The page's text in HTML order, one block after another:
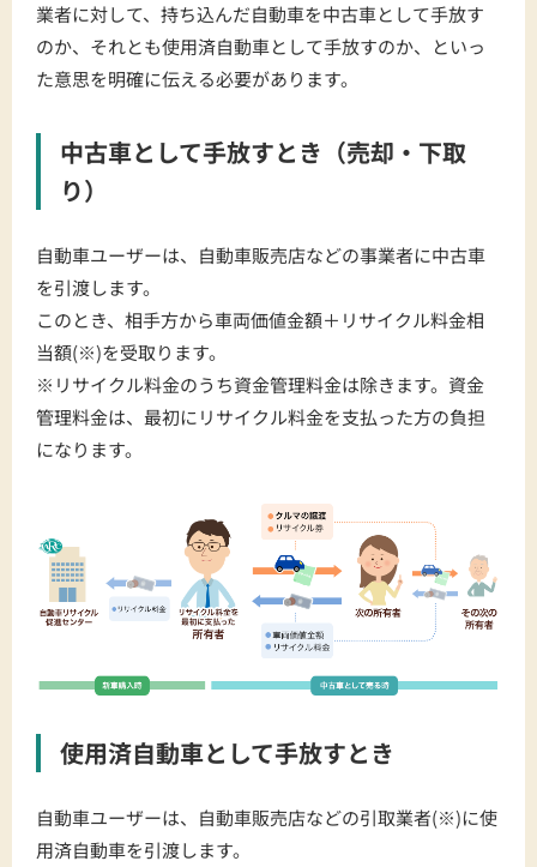
業者に対して、持ち込んだ自動車を中古車として手放す
のか、それとも使用済自動車として手放すのか、といっ
た意思を明確に伝える必要があります。
中古車として手放すとき（売却・下取
り）
自動車ユーザーは、自動車販売店などの事業者に中古車
を引渡します。
このとき、相手方から車両価値金額＋リサイクル料金相
当額(※)を受取ります。
※リサイクル料金のうち資金管理料金は除きます。資金
管理料金は、最初にリサイクル料金を支払った方の負担
になります。
使用済自動車として手放すとき
自動車ユーザーは、自動車販売店などの引取業者(※)に使
用済自動車を引渡します。